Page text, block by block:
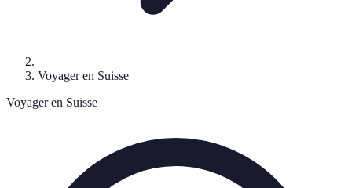
Voyager en Suisse
Voyager en Suisse